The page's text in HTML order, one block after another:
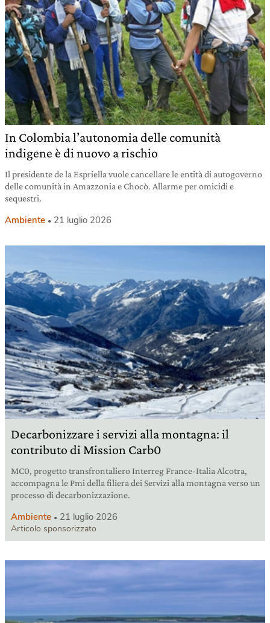
In Colombia l’autonomia delle comunità
indigene è di nuovo a rischio
Il presidente de la Espriella vuole cancellare le entità di autogoverno
delle comunità in Amazzonia e Chocò. Allarme per omicidi e
sequestri.
Ambiente 21 luglio 2026
Decarbonizzare i servizi alla montagna: il
contributo di Mission Carb0
MC0, progetto transfrontaliero Interreg France-Italia Alcotra,
accompagna le Pmi della filiera dei Servizi alla montagna verso un
processo di decarbonizzazione.
Ambiente 21 luglio 2026
Articolo sponsorizzato